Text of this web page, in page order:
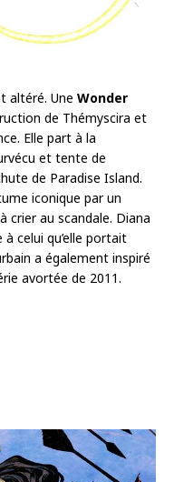
altéré. Une Wonder
de Thémyscira et
Elle part à la
et tente de
de Paradise Island.
iconique par un
crier au scandale. Diana
celui qu’elle portait
a également inspiré
avortée de 2011.